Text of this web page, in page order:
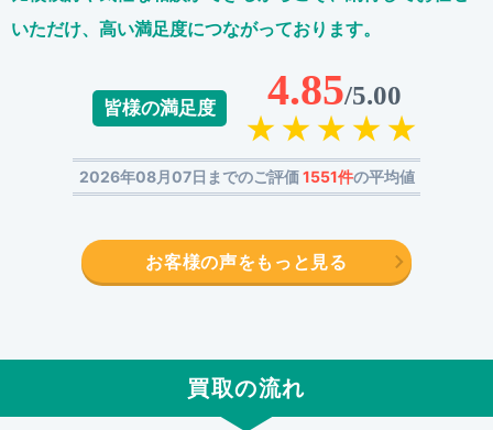
いただけ、高い満足度につながっております。
皆様の満足度 4.85/5.00
2026年08月07日までのご評価1551件の平均値
お客様の声をもっと見る
買取の流れ